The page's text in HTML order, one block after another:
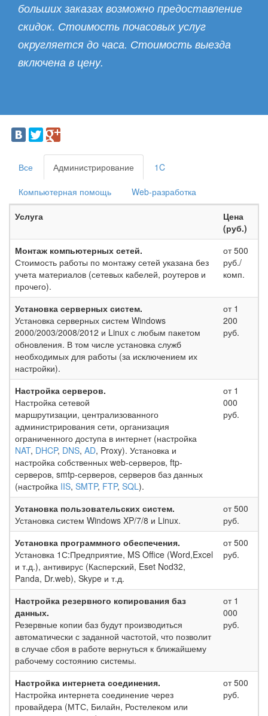
больших заказах возможно предоставление
скидок. Стоимость почасовых услуг
округляется до часа. Стоимость выезда
включена в цену.
Все Администрирование 1C
Компьютерная помощь Web-разработка
Услуга
Цена
(руб.)
Монтаж компьютерных сетей.
Стоимость работы по монтажу сетей указана без
учета материалов (сетевых кабелей, роутеров и
прочего).
от 500
руб./
комп.
Установка серверных систем.
Установка серверных систем Windows
2000/2003/2008/2012 и Linux с любым пакетом
обновления. В том числе установка служб
необходимых для работы (за исключением их
настройки).
от 1
200
руб.
Настройка серверов.
Настройка сетевой
маршрутизации, централизованного
администрирования сети, организация
ограниченного доступа в интернет (настройка
NAT, DHCP, DNS, AD, Proxy). Установка и
настройка собственных web-серверов, ftp-
серверов, smtp-серверов, серверов баз данных
(настройка IIS, SMTP, FTP, SQL).
от 1
000
руб.
Установка пользовательских систем.
Установка систем Windows XP/7/8 и Linux.
от 500
руб.
Установка программного обеспечения.
Установка 1С:Предприятие, MS Office (Word,Excel
и т.д.), антивирус (Касперский, Eset Nod32,
Panda, Dr.web), Skype и т.д.
от 500
руб.
Настройка резервного копирования баз
данных.
Резервные копии баз будут производиться
автоматически с заданной частотой, что позволит
в случае сбоя в работе вернуться к ближайшему
рабочему состоянию системы.
от 1
000
руб.
Настройка интернета соединения.
Настройка интернета соединение через
провайдера (МТС, Билайн, Ростелеком или
от 500
руб.